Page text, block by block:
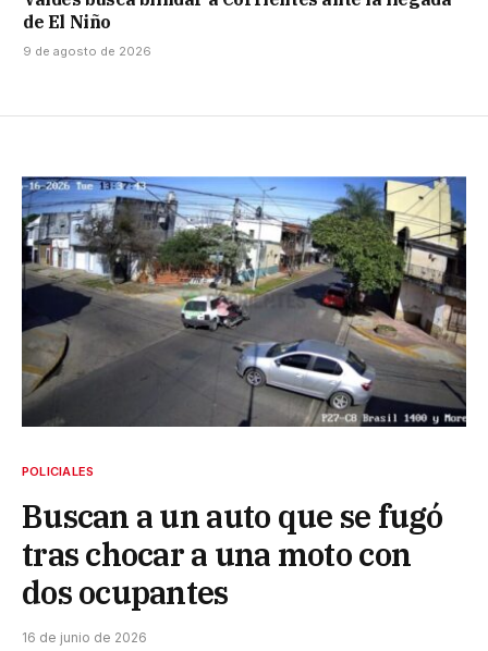
de El Niño
9 de agosto de 2026
POLICIALES
Buscan a un auto que se fugó
tras chocar a una moto con
dos ocupantes
16 de junio de 2026